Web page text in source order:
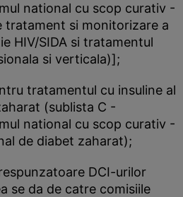
national cu scop curativ -
tratament si monitorizare a
HIV/SIDA si tratamentul
si verticala)];
tratamentul cu insuline al
(sublista C -
national cu scop curativ -
de diabet zaharat);
DCI-urilor
se da de catre comisiile